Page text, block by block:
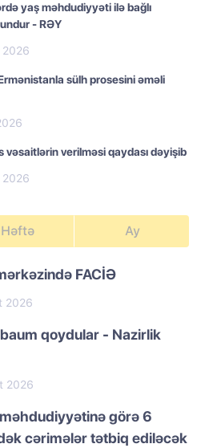
yaş məhdudiyyəti ilə bağlı
- RƏY
sülh prosesini əməli
verilməsi qaydası dəyişib
Həftə Ay
FACİƏ
2026
qoydular - Nazirlik
2026
görə 6
cərimələr tətbiq ediləcək